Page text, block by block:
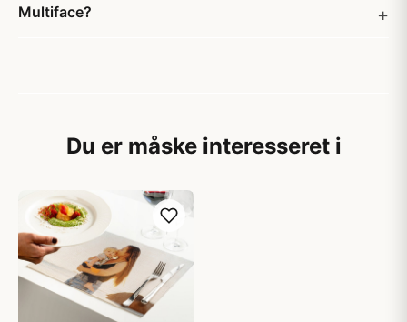
Multiface?
Du er måske interesseret i